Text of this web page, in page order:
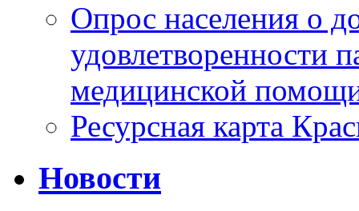
Опрос населения о
удовлетворенности
медицинской
Ресурсная карта
Новости